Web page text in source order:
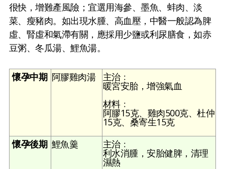
很快，增難產風險；宜選用海參、墨魚、蚌肉、淡
菜、瘦豬肉。如出現水腫、高血壓，中醫一般認為脾
虛、腎虛和氣滯有關，應採用少鹽或利尿膳食，如赤
豆粥、冬瓜湯、鯉魚湯。
懷孕中期 阿膠雞肉湯 主治﹕
暖宮安胎，增強氣血
材料﹕
阿膠15克、雞肉500克、杜仲
15克、桑寄生15克
懷孕後期 鯉魚羹 主治﹕
利水消腫，安胎健脾，清理
濕熱